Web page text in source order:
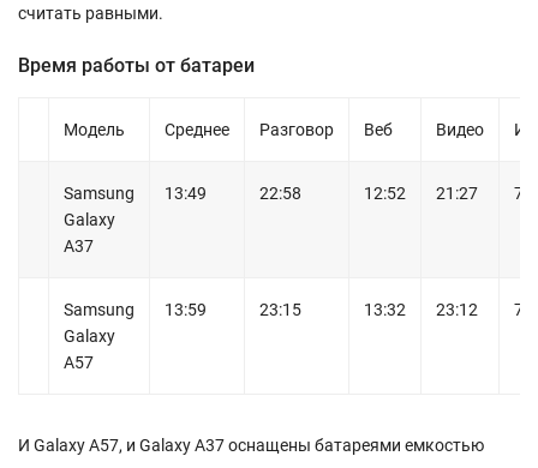
считать равными.
Время работы от батареи
Модель Среднее Разговор Веб Видео
Samsung
Galaxy
A37
13:49 22:58 12:52 21:27
Samsung
Galaxy
A57
13:59 23:15 13:32 23:12
И Galaxy A57, и Galaxy A37 оснащены батареями емкостью